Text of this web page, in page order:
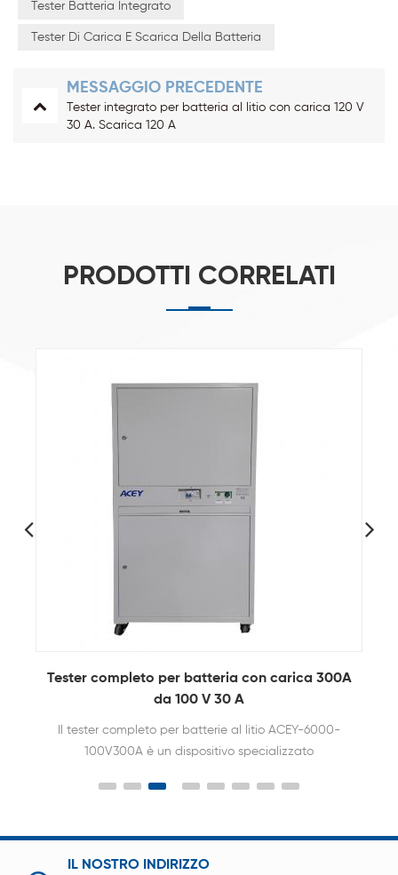
Tester Batteria Integrato
Tester Di Carica E Scarica Della Batteria
MESSAGGIO PRECEDENTE
Tester integrato per batteria al litio con carica 120 V
30 A. Scarica 120 A
PRODOTTI CORRELATI
Tester completo per batteria con carica 300A
da 100 V 30 A
Il tester completo per batterie al litio ACEY-6000-
100V300A è un dispositivo specializzato
gamma di applicazioni, tra cui elettronica di
consumo, veicoli elettrici , sistemi di accumulo di
IL NOSTRO INDIRIZZO